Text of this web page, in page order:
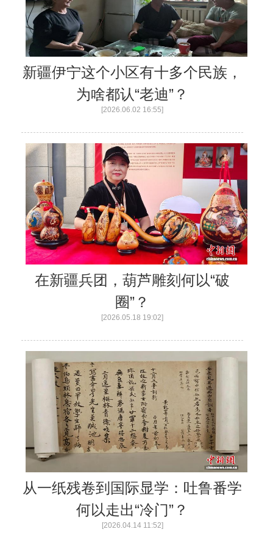
新疆伊宁这个小区有十多个民族，
为啥都认“老迪”？
[2026.06.02 16:55]
在新疆兵团，葫芦雕刻何以“破
圈”？
[2026.05.18 19:02]
从一纸残卷到国际显学：吐鲁番学
何以走出“冷门”？
[2026.04.14 11:52]